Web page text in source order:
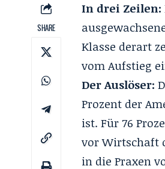
SHARE
In drei Zeilen:
Klasse derart
vom Aufstieg
Der Auslöser:
Prozent der
ist. Für 76
vor Wirtschaft
in die Praxen